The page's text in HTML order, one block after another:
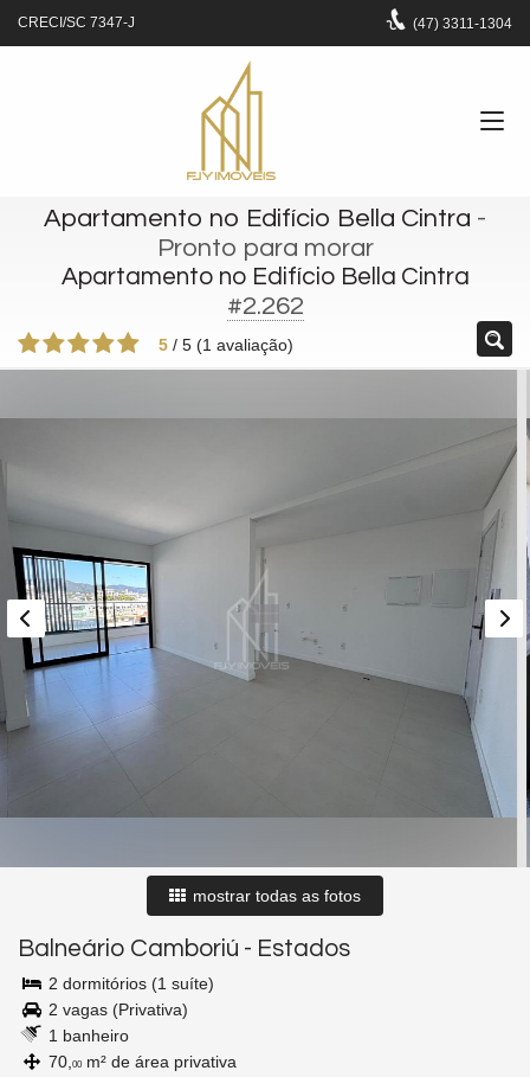
CRECI/SC 7347-J (47) 3311-1304
Apartamento no Edifício Bella Cintra -
Pronto para morar
Apartamento no Edifício Bella Cintra
#2.262
5 / 5 (1 avaliação)
mostrar todas as fotos
Balneário Camboriú - Estados
2 dormitórios (1 suíte)
2 vagas (Privativa)
1 banheiro
70, 00 m² de área privativa